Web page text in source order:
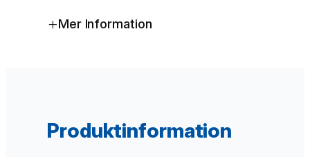
+Mer Information
Produktinformation